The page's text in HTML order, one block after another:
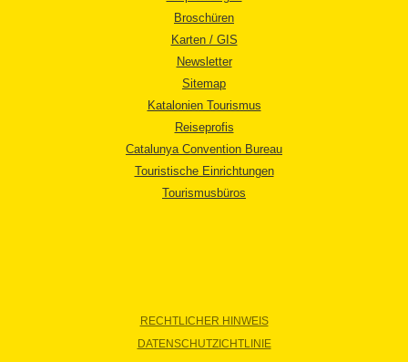
Broschüren
Karten / GIS
Newsletter
Sitemap
Katalonien Tourismus
Reiseprofis
Catalunya Convention Bureau
Touristische Einrichtungen
Tourismusbüros
RECHTLICHER HINWEIS
DATENSCHUTZICHTLINIE